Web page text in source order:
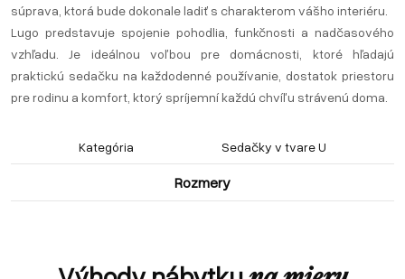
súprava, ktorá bude dokonale ladiť s charakterom vášho interiéru.
Lugo predstavuje spojenie pohodlia, funkčnosti a nadčasového
vzhľadu. Je ideálnou voľbou pre domácnosti, ktoré hľadajú
praktickú sedačku na každodenné používanie, dostatok priestoru
pre rodinu a komfort, ktorý spríjemní každú chvíľu strávenú doma.
Kategória Sedačky v tvare U
Rozmery